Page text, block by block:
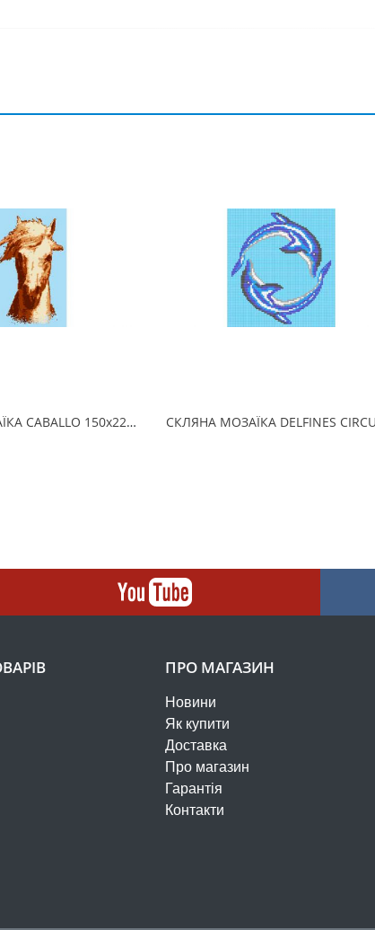
СКЛЯНА МОЗАЇКА CABALLO 150х225 (2.5 x 2.5 см) на папері
ПРО МАГАЗИН
Новини
Як купити
Доставка
Про магазин
Гарантія
Контакти